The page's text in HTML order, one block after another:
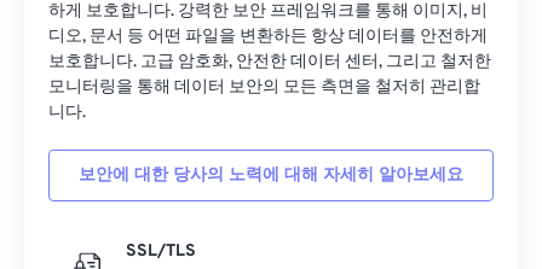
하게 보호합니다. 강력한 보안 프레임워크를 통해 이미지, 비
디오, 문서 등 어떤 파일을 변환하든 항상 데이터를 안전하게
보호합니다. 고급 암호화, 안전한 데이터 센터, 그리고 철저한
모니터링을 통해 데이터 보안의 모든 측면을 철저히 관리합
니다.
보안에 대한 당사의 노력에 대해 자세히 알아보세요
SSL/TLS